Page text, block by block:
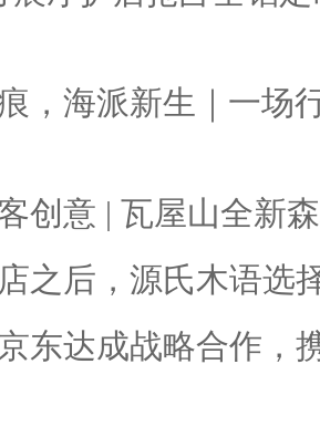
，海派新生｜一场
创意 | 瓦屋山全新
之后，源氏木语选
东达成战略合作，